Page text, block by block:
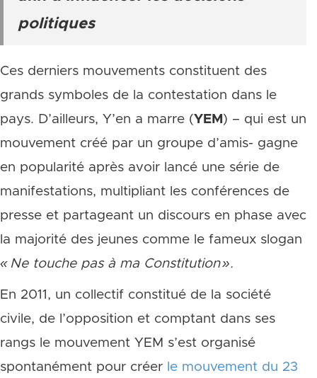
politiques
Ces derniers mouvements constituent des
grands symboles de la contestation dans le
pays. D’ailleurs, Y’en a marre (YEM ) – qui est un
mouvement créé par un groupe d’amis- gagne
en popularité après avoir lancé une série de
manifestations, multipliant les conférences de
presse et partageant un discours en phase avec
la majorité des jeunes comme le fameux slogan
« Ne touche pas à ma Constitution ».
En 2011, un collectif constitué de la société
civile, de l’opposition et comptant dans ses
rangs le mouvement YEM s’est organisé
spontanément pour créer le mouvement du 23